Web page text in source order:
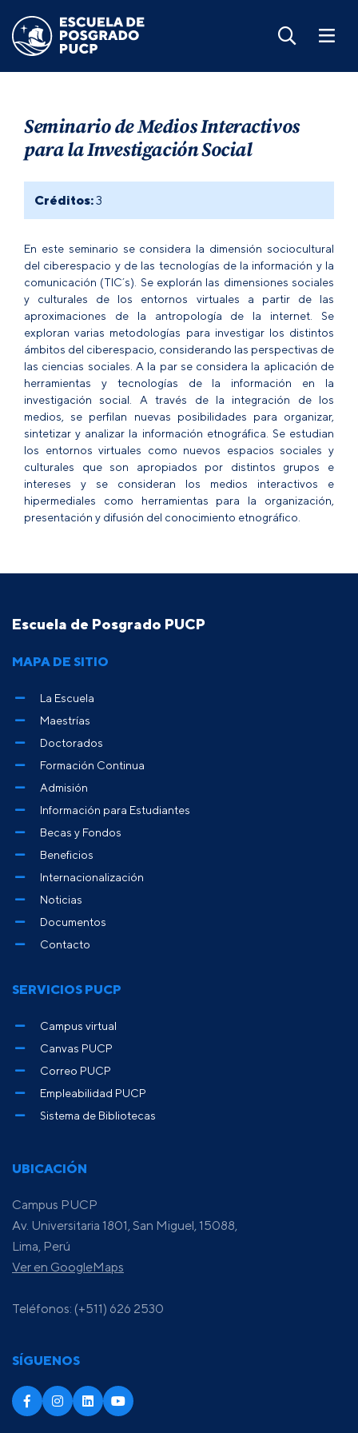
Seminario de Medios Interactivos
para la Investigación Social
Créditos:3
En este seminario se considera la dimensión sociocultural
del ciberespacio y de las tecnologías de la información y la
comunicación (TIC´s). Se explorán las dimensiones sociales
y culturales de los entornos virtuales a partir de las
aproximaciones de la antropología de la internet. Se
exploran varias metodologías para investigar los distintos
ámbitos del ciberespacio, considerando las perspectivas de
las ciencias sociales. A la par se considera la aplicación de
herramientas y tecnologías de la información en la
investigación social. A través de la integración de los
medios, se perfilan nuevas posibilidades para organizar,
sintetizar y analizar la información etnográfica. Se estudian
los entornos virtuales como nuevos espacios sociales y
culturales que son apropiados por distintos grupos e
intereses y se consideran los medios interactivos e
hipermediales como herramientas para la organización,
presentación y difusión del conocimiento etnográfico.
Escuela de Posgrado PUCP
UBICACIÓN
Campus PUCP
Av. Universitaria 1801, San Miguel, 15088,
Lima, Perú
Ver en GoogleMaps
Teléfonos: (+511) 626 2530
SÍGUENOS
MAPA DE SITIO
La Escuela
Maestrías
Doctorados
Formación Continua
Admisión
Información para Estudiantes
Becas y Fondos
Beneficios
Internacionalización
Noticias
Documentos
Contacto
SERVICIOS PUCP
Campus virtual
Canvas PUCP
Correo PUCP
Empleabilidad PUCP
Sistema de Bibliotecas